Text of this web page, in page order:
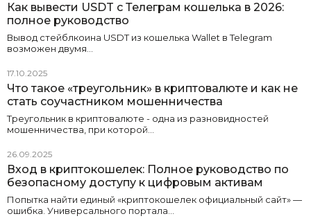
Как вывести USDT с Телеграм кошелька в 2026:
полное руководство
Вывод стейблкоина USDT из кошелька Wallet в Telegram
возможен двумя…
17.10.2025
Что такое «треугольник» в криптовалюте и как не
стать соучастником мошенничества
Треугольник в криптовалюте - одна из разновидностей
мошенничества, при которой…
26.09.2025
Вход в криптокошелек: Полное руководство по
безопасному доступу к цифровым активам
Попытка найти единый «криптокошелек официальный сайт» —
ошибка. Универсального портала…